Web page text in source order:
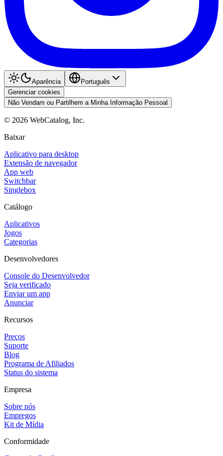
Aparência
Português
Gerenciar cookies
Não Vendam ou Partilhem a Minha Informação Pessoal
© 2026 WebCatalog, Inc.
Baixar
Aplicativo para desktop
Extensão de navegador
App web
Switchbar
Singlebox
Catálogo
Aplicativos
Jogos
Categorias
Desenvolvedores
Console do Desenvolvedor
Seja verificado
Enviar um app
Anunciar
Recursos
Preços
Suporte
Blog
Programa de Afiliados
Status do sistema
Empresa
Sobre nós
Empregos
Kit de Mídia
Conformidade